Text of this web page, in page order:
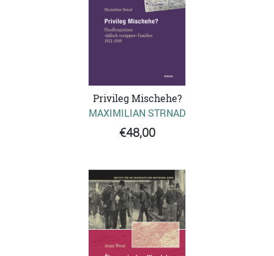
Privileg Mischehe?
MAXIMILIAN STRNAD
€48,00